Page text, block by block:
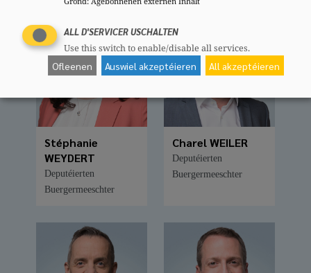
Stéphanie
WEYDERT
Deputéierten
Buergermeeschter
Charel WEILER
Deputéierten
Buergermeeschter
ALL D'SERVICER USCHALTEN
Use this switch to enable/disable all services.
Ofleenen Auswiel akzeptéieren All akzeptéieren